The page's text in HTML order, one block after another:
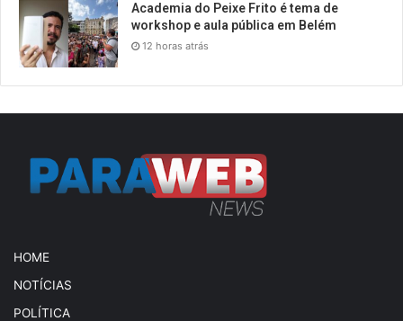
Academia do Peixe Frito é tema de
workshop e aula pública em Belém
12 horas atrás
HOME
NOTÍCIAS
POLÍTICA